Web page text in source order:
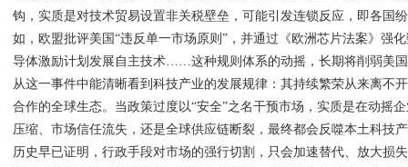
钩，实质是对技术贸易设置非关税壁垒，可能引发连锁反应，即各国
如，欧盟批评美国“违反单一市场原则”，并通过《欧洲芯片法案》强
导体激励计划发展自主技术……这种规则体系的动摇，长期将削弱美
从这一事件中能清晰看到科技产业的发展规律：其持续繁荣从来离不
合作的全球生态。当政策过度以“安全”之名干预市场，实质是在动
压缩、市场信任流失，还是全球供应链断裂，最终都会反噬本土科技
历史早已证明，行政手段对市场的强行切割，只会加速替代、放大损